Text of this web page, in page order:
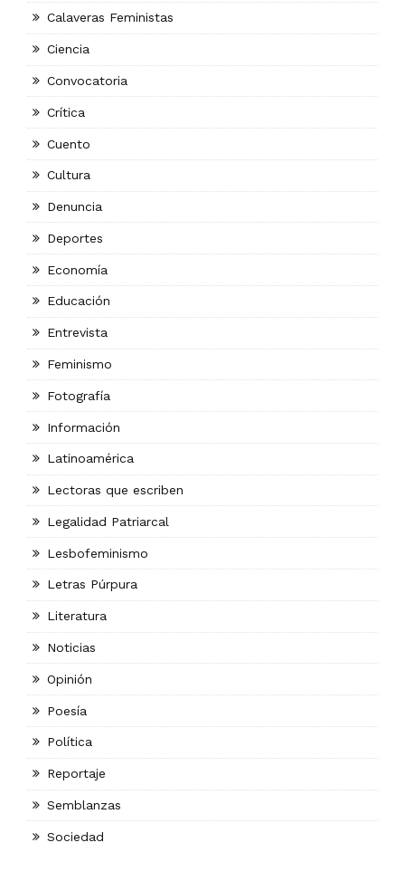
Calaveras Feministas
Ciencia
Convocatoria
Crítica
Cuento
Cultura
Denuncia
Deportes
Economía
Educación
Entrevista
Feminismo
Fotografía
Información
Latinoamérica
Lectoras que escriben
Legalidad Patriarcal
Lesbofeminismo
Letras Púrpura
Literatura
Noticias
Opinión
Poesía
Política
Reportaje
Semblanzas
Sociedad